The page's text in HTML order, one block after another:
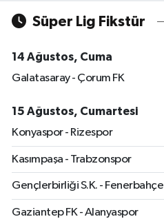
Süper Lig Fikstür
14 Ağustos, Cuma
Galatasaray - Çorum FK
15 Ağustos, Cumartesi
Konyaspor - Rizespor
Kasımpaşa - Trabzonspor
Gençlerbirliği S.K. - Fenerbahçe
Gaziantep FK - Alanyaspor